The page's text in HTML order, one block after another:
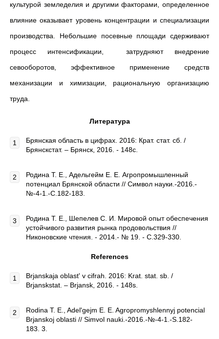
культурой земледелия и другими факторами, определенное
влияние оказывает уровень концентрации и специализации
производства. Небольшие посевные площади сдерживают
процесс интенсификации, затрудняют внедрение
севооборотов, эффективное применение средств
механизации и химизации, рациональную организацию
труда.
Литература
Брянская область в цифрах. 2016: Крат. стат. сб. /
Брянскстат. – Брянск, 2016. - 148с.
Родина Т. Е., Адельгейм Е. Е. Агропромышленный
потенциал Брянской области // Символ науки.-2016.-
№-4-1.-С.182-183.
Родина Т. Е., Шепелев С. И. Мировой опыт обеспечения
устойчивого развития рынка продовольствия //
Никоновские чтения. - 2014.- № 19. - С.329-330.
References
Brjanskaja oblast' v cifrah. 2016: Krat. stat. sb. /
Brjanskstat. – Brjansk, 2016. - 148s.
Rodina T. E., Adel'gejm E. E. Agropromyshlennyj potencial
Brjanskoj oblasti // Simvol nauki.-2016.-№-4-1.-S.182-
183. 3.